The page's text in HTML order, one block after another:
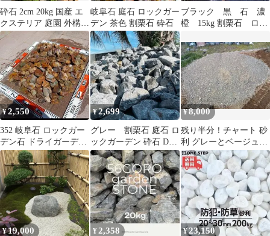
砕石 2cm 20kg 国産 エ
クステリア 庭園 外構
玄関まわり アプローチ
敷砂利 自然石 中粒 防
犯 (20kg)
岐阜石 庭石 ロックガー
デン 茶色 割栗石 砕石
ブラック 黒 石 濃
橙 15kg 割栗石 ロッ
ーデン 天然
¥2,550
352 岐阜石 ロックガー
デン石 ドライガーデン
割栗石 チャート
¥2,699
グレー 割栗石 庭石 ロ
ックガーデン 砕石 DIY
岐阜 わりぐり
¥8,000
残り半分！チャート 砂
利 グレーとベージュと
茶 みかも石 砕石
引き取り限定
¥19,000 ¥2,358 ¥ 23,150